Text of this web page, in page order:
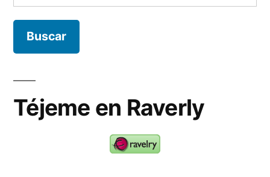
Téjeme en Raverly